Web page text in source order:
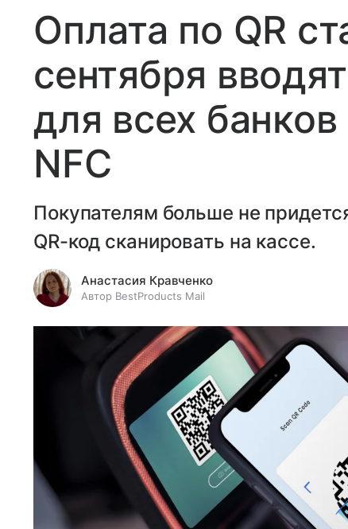
Оплата по QR
сентября
для всех
NFC
Покупателям больше не
QR-код сканировать на кассе.
Анастасия Кравченко
Автор BestProducts Mail